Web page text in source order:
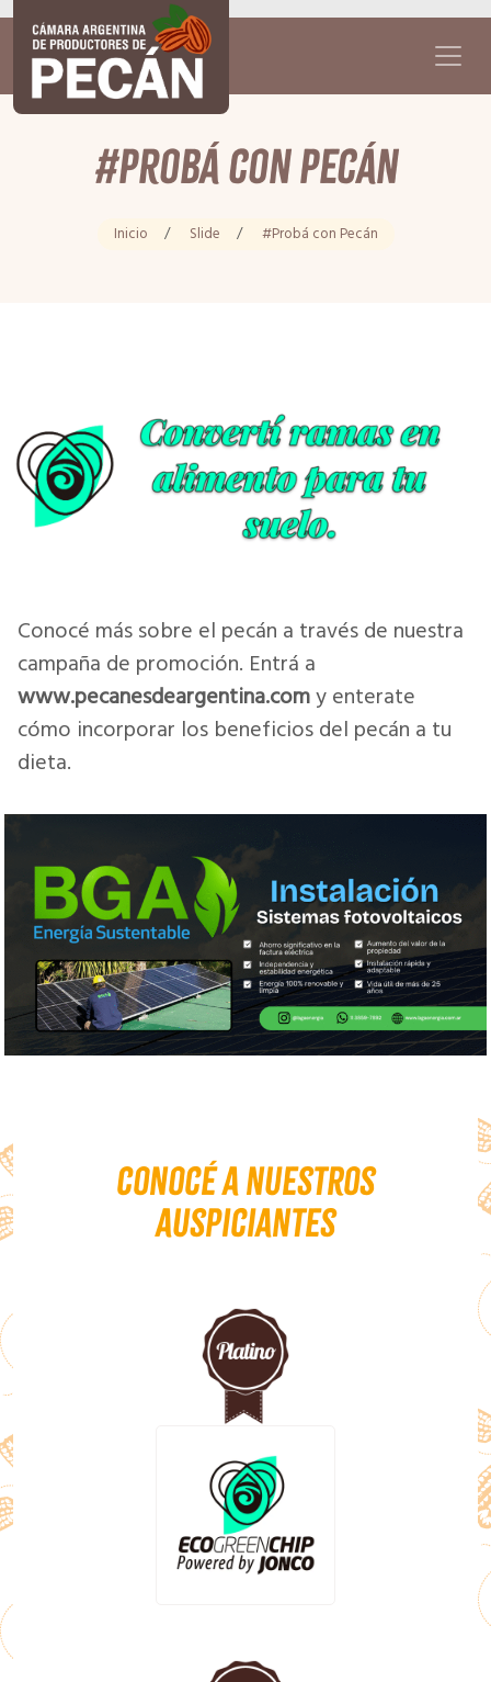
#Probá con Pecán
Inicio / Slide / #Probá con Pecán
Conocé más sobre el pecán a través de nuestra
campaña de promoción. Entrá a
www.pecanesdeargentina.comy enterate
cómo incorporar los beneficios del pecán a tu
dieta.
Conocé a nuestros
auspiciantes